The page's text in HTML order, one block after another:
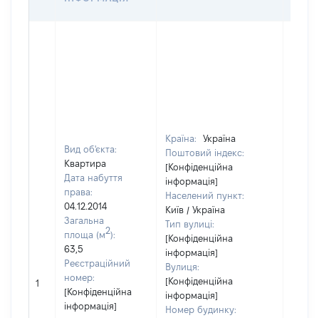
1
Вид об'єкта:
Квартира
Дата набуття
права:
04.12.2014
Загальна
площа (м2):
63,5
Реєстраційний
номер:
[Конфіденційна
інформація]
Країна:
Україна
Поштовий індекс:
[Конфіденційна
інформація]
Населений пункт:
Київ / Україна
Тип вулиці:
[Конфіденційна
інформація]
Вулиця:
[Конфіденційна
інформація]
Номер будинку: